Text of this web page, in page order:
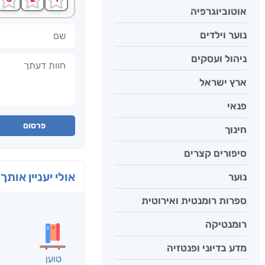
אוטוביוגרפיה
נוער וילדים
ניהול ועסקים
ארץ ישראל
פנאי
חינוך
סיפורים קצרים
נוער
ספרות רומנטית ואירוטית
רומנטיקה
מדע בדיוני ופנטזיה
פרסום
אולי יעניין
טוען